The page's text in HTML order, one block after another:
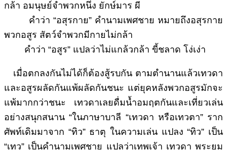
กล้า อมนุษย์จำพวกหนึ่ง ยักษ์มาร ผี
คำว่า “อสุรกาย” คำนามเพศชาย หมายถึงอสุรกาย
พวกอสูร สัตว์จำพวกมีกายไม่กล้า
คำว่า “อสูร” แปลว่าไม่แกล้วกล้า ขี้ชลาด โง่เง่า
เมื่อตกลงกันไม่ได้ก็ต้องสู้รบกัน ตามตำนานแล้วเทวดา
และอสูรผลัดกันแพ้ผลัดกันชนะ แต่ยุคหลังพวกอสูรมักจะ
แพ้มากกว่าชนะ เทวดาเลยดื่มน้ำอมฤตกันและเที่ยวเล่น
อย่างสนุกสนาน “ในภาษาบาลี “เทวดา หรือเทวตา” ราก
ศัพท์เดิมมาจาก “ทิว” ธาตุ ในความเล่น แปลง “ทิว” เป็น
“เทว” เป็นคำนามเพศชาย แปลว่าเทพเจ้า เทวดา พระยม